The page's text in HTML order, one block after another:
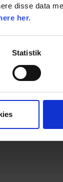
disse data
her.
Statistik